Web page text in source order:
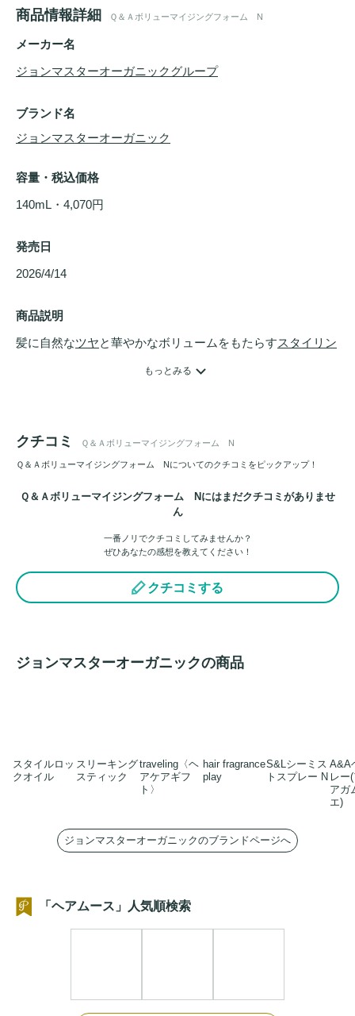
商品情報詳細 Ｑ＆Ａボリューマイジングフォーム N
メーカー名
ジョンマスターオーガニックグループ
ブランド名
ジョンマスターオーガニック
容量・税込価格
140mL・4,070円
発売日
2026/4/14
商品説明
髪に自然なツヤと華やかなボリュームをもたらすスタイリン
や、ふんわりした立体感を長くキープするアラビアゴム*3を
配合。
まざまなスタイルが楽しめます。
モリエント成分)、クロクスクリサンツス根エキス(保湿成分)
*2 コンディショニング成分
*3
もっとみる
クチコミ Ｑ＆Ａボリューマイジングフォーム N
Ｑ＆Ａボリューマイジングフォーム Nについてのクチコミをピックアップ！
Ｑ＆Ａボリューマイジングフォーム Nにはまだクチコミがありませ
ん
一番ノリでクチコミしてみませんか？
ぜひあなたの感想を教えてください！
クチコミする
ジョンマスターオーガニックの商品
スタイルロッ
クオイル
スリーキング
スティック
traveling〈ヘ
アケアギフ
ト〉
hair fragrance
play
S&Lシーミス
トスプレー N
A&A
レー
アガ
エ)
ジョンマスターオーガニックのブランドページへ
「ヘアムース」人気順検索